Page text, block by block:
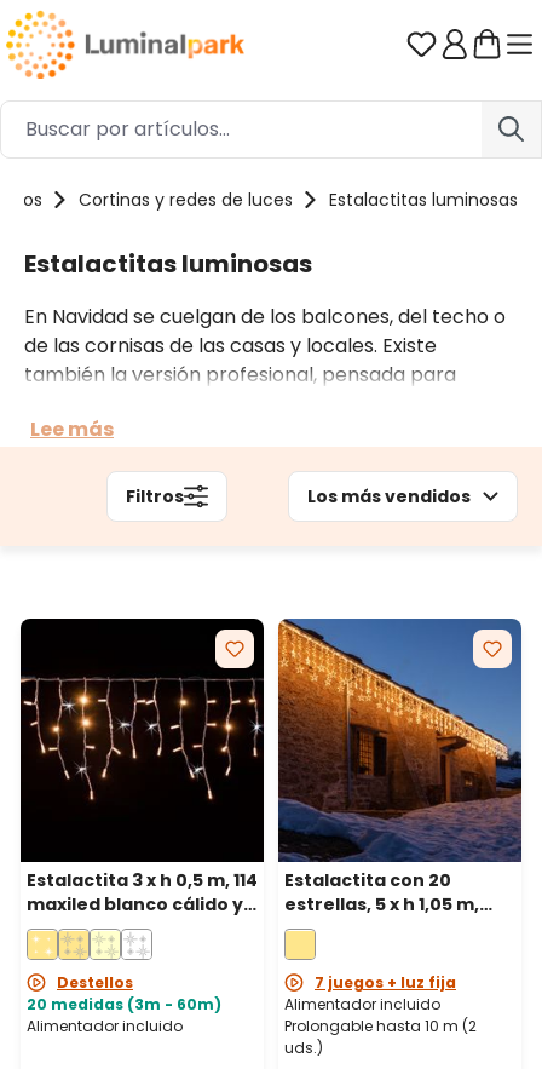
Saltar al contenido principal Tienes 0
Cortinas y redes de luces Estalactitas luminosas
Estalactitas luminosas
En Navidad se cuelgan de los balcones, del techo o
de las cornisas de las casas y locales. Existe
también la versión profesional, pensada para
ciudad y en grandes edificios. Tú mismo puedes
longitud que desees.
Lee más
Filtros Los más vendidos
Estalactita 3 x h 0,5 m, 114
maxiled blanco cálido y
blanco frío, prolongable,
IP67
Destellos
20 medidas (3m - 60m)
Alimentador incluido
Estalactita con 20
estrellas, 5 x h 1,05 m,
620 led blanco cálido,
prolongable
7 juegos + luz fija
Alimentador incluido
Prolongable hasta 10 m (2
uds.)